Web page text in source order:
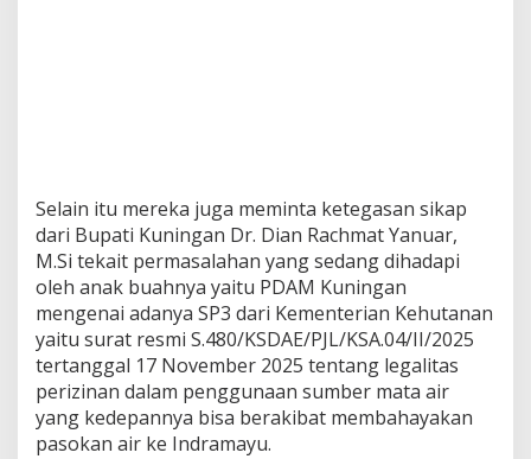
Selain itu mereka juga meminta ketegasan sikap
dari Bupati Kuningan Dr. Dian Rachmat Yanuar,
M.Si tekait permasalahan yang sedang dihadapi
oleh anak buahnya yaitu PDAM Kuningan
mengenai adanya SP3 dari Kementerian Kehutanan
yaitu surat resmi S.480/KSDAE/PJL/KSA.04/II/2025
tertanggal 17 November 2025 tentang legalitas
perizinan dalam penggunaan sumber mata air
yang kedepannya bisa berakibat membahayakan
pasokan air ke Indramayu.